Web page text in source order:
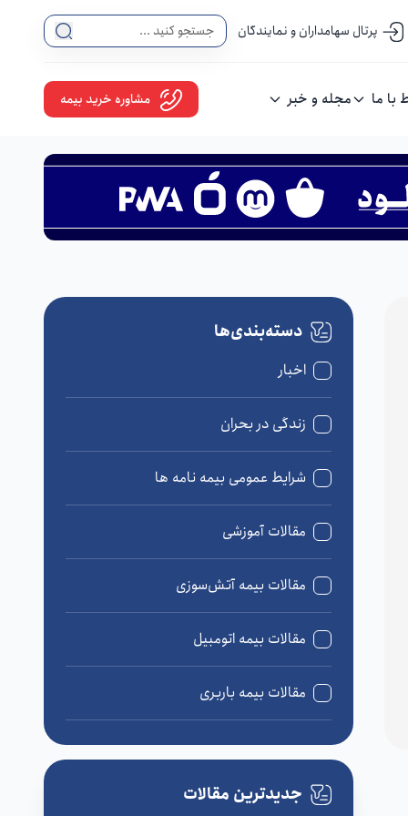
پرتال سهامداران و نمایندگان
با ما مجله و خبر مشاوره خرید بیمه
دسته‌بندی‌ها
اخبار
زندگی در بحران
شرایط عمومی بیمه نامه ها
مقالات آموزشی
مقالات بیمه آتش‌سوزی
مقالات بیمه اتومبیل
مقالات بیمه باربری
مقالات بیمه درمان
مقالات بیمه زندگی
جدیدترین مقالات